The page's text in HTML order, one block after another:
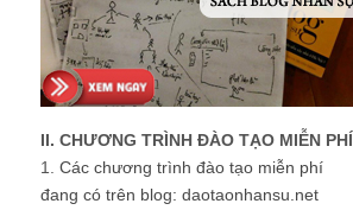
II. CHƯƠNG TRÌNH ĐÀO TẠO MIỄN PHÍ
1. Các chương trình đào tạo miễn phí
đang có trên blog: daotaonhansu.net